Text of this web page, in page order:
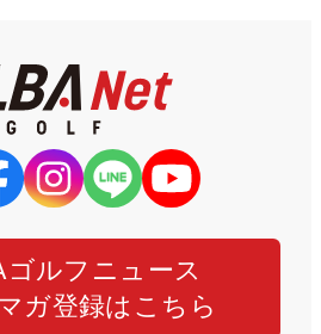
ゴルフニュース
ガ登録はこちら